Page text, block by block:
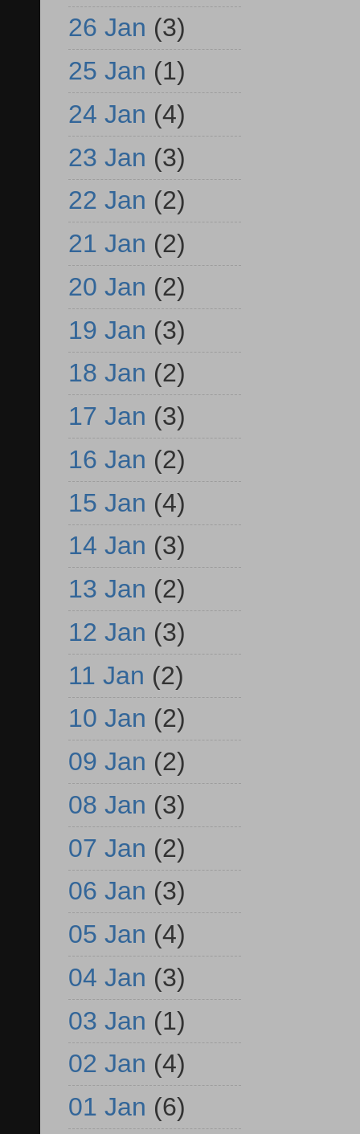
26 Jan (3)
25 Jan (1)
24 Jan (4)
23 Jan (3)
22 Jan (2)
21 Jan (2)
20 Jan (2)
19 Jan (3)
18 Jan (2)
17 Jan (3)
16 Jan (2)
15 Jan (4)
14 Jan (3)
13 Jan (2)
12 Jan (3)
11 Jan (2)
10 Jan (2)
09 Jan (2)
08 Jan (3)
07 Jan (2)
06 Jan (3)
05 Jan (4)
04 Jan (3)
03 Jan (1)
02 Jan (4)
01 Jan (6)